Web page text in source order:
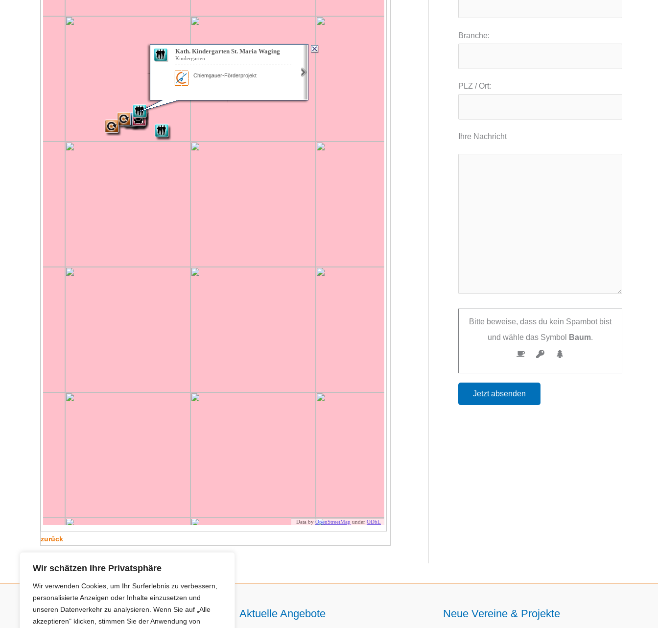
Wir schätzen Ihre Privatsphäre
Wir verwenden Cookies, um Ihr Surferlebnis zu verbessern,
personalisierte Anzeigen oder Inhalte einzusetzen und
unseren Datenverkehr zu analysieren. Wenn Sie auf „Alle
akzeptieren" klicken, stimmen Sie der Anwendung von
zurück
Branche:
PLZ / Ort:
Ihre Nachricht
Bitte beweise, dass du kein Spambot bist
und wähle das Symbol
Baum.
Neue Anbieter Aktuelle Angebote Neue Vereine & Projekte